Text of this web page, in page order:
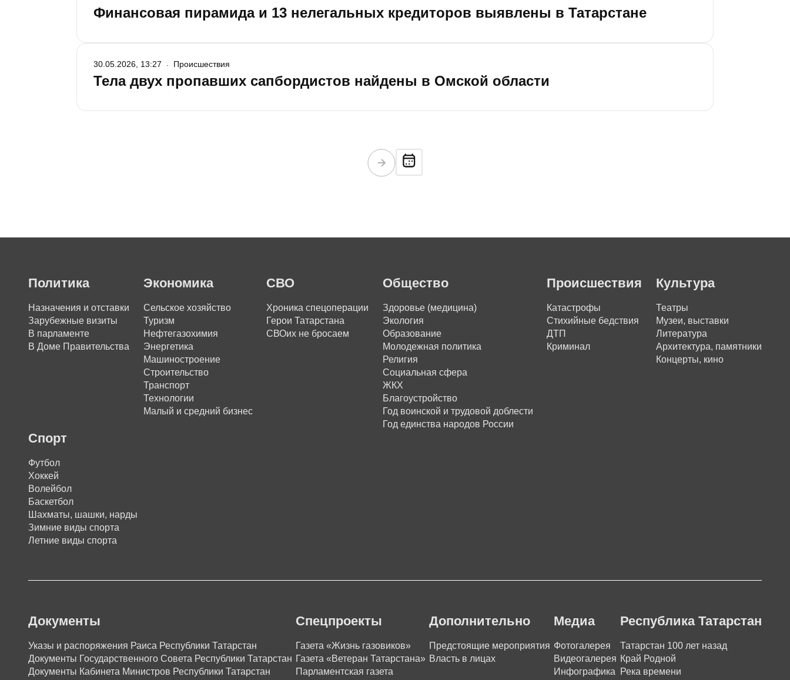
Финансовая пирамида и 13 нелегальных кредиторов выявлены в Татарстане
Тела двух пропавших сапбордистов найдены в Омской области
30.05.2026, 13:27 Происшествия
Политика
Назначения и отставки
Зарубежные визиты
В парламенте
В Доме Правительства
Экономика
Сельское хозяйство
Туризм
Нефтегазохимия
Энергетика
Машиностроение
Строительство
Транспорт
Технологии
Малый и средний бизнес
СВО
Хроника спецоперации
Герои Татарстана
СВОих не бросаем
Общество
Здоровье (медицина)
Экология
Образование
Молодежная политика
Религия
Социальная сфера
ЖКХ
Благоустройство
Год воинской и трудовой доблести
Год единства народов России
Происшествия
Катастрофы
Стихийные бедствия
ДТП
Криминал
Культура
Театры
Музеи, выставки
Литература
Архитектура, памятники
Концерты, кино
Спорт
Футбол
Хоккей
Волейбол
Баскетбол
Шахматы, шашки, нарды
Зимние виды спорта
Летние виды спорта
Документы
Указы и распоряжения Раиса Республики Татарстан
Документы Государственного Совета Республики Татарстан
Документы Кабинета Министров Республики Татарстан
Спецпроекты
Газета «Жизнь газовиков»
Газета «Ветеран Татарстана»
Парламентская газета
Дополнительно
Предстоящие мероприятия
Власть в лицах
Медиа
Фотогалерея
Видеогалерея
Инфографика
Республика Татарстан
Татарстан 100 лет назад
Край Родной
Река времени